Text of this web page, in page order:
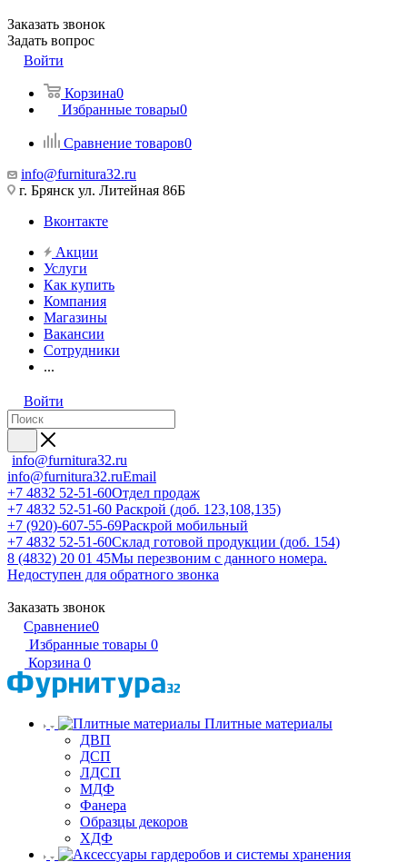
Заказать звонок
Задать вопрос
Войти
Корзина0
Избранные товары0
Сравнение товаров0
info@furnitura32.ru
г. Брянск ул. Литейная 86Б
Вконтакте
Акции
Услуги
Как купить
Компания
Магазины
Вакансии
Сотрудники
...
Войти
info@furnitura32.ru
info@furnitura32.ruEmail
+7 4832 52-51-60Отдел продаж
+7 4832 52-51-60 Раскрой (доб. 123,108,135)
+7 (920)-607-55-69Раскрой мобильный
+7 4832 52-51-60Склад готовой продукции (доб. 154)
8 (4832) 20 01 45Мы перезвоним с данного номера.
Недоступен для обратного звонка
Заказать звонок
Сравнение0
Избранные товары 0
Корзина 0
Плитные материалы
ДВП
ДСП
ЛДСП
МДФ
Фанера
Образцы декоров
ХДФ